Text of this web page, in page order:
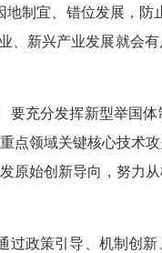
制宜、错位发展，防
、新兴产业发展就会
要充分发挥新型举国
点领域关键核心技术
原始创新导向，努力
过政策引导、机制创